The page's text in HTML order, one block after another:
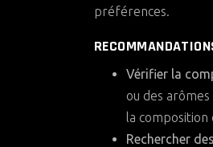
préférences.
Vérifier la
ou des
la
Rechercher